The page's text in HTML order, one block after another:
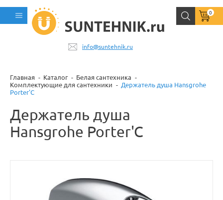
info@suntehnik.ru
0
Главная Каталог
Белая сантехника
Комплектующие для сантехники
Держатель душа Hansgrohe
Porter'C
Держатель душа
Hansgrohe Porter'C